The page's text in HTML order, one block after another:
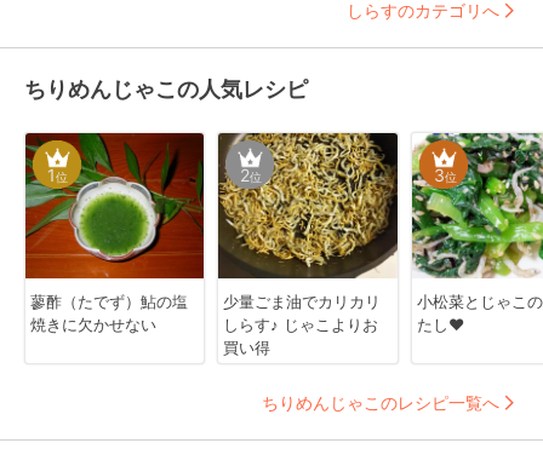
しらすのカテゴリへ
ちりめんじゃこの人気レシピ
1位
蓼酢（たでず）鮎の塩
焼きに欠かせない
2位
少量ごま油でカリカリ
しらす♪ じゃこよりお
買い得
3位
小松菜とじゃこ
たし❤
ちりめんじゃこのレシピ一覧へ